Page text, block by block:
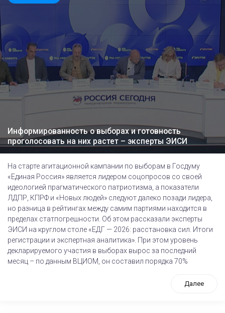
Информированность о выборах и готовность
проголосовать на них растет – эксперты ЭИСИ
На старте агитационной кампании по выборам в Госдуму
«Единая Россия» является лидером соцопросов со своей
идеологией прагматического патриотизма, а показатели
ЛДПР, КПРФ и «Новых людей» следуют далеко позади лидера,
но разница в рейтингах между самим партиями находится в
пределах статпогрешности. Об этом рассказали эксперты
ЭИСИ на круглом столе «ЕДГ — 2026: расстановка сил. Итоги
регистрации и экспертная аналитика». При этом уровень
декларируемого участия в выборах вырос за последний
месяц – по данным ВЦИОМ, он составил порядка 70%
Далее